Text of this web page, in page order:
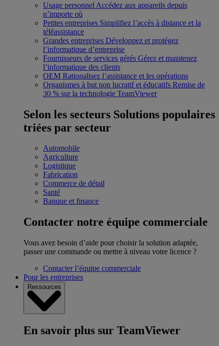
Usage personnel Accédez aux appareils depuis
n’importe où
Petites entreprises Simplifiez l’accès à distance et la
téléassistance
Grandes entreprises Développez et protégez
l’informatique d’entreprise
Fournisseurs de services gérés Gérez et maintenez
l’informatique des clients
OEM Rationalisez l’assistance et les opérations
Organismes à but non lucratif et éducatifs Remise de
30 % sur la technologie TeamViewer
Selon les secteurs Solutions populaires
triées par secteur
Automobile
Agriculture
Logistique
Fabrication
Commerce de détail
Santé
Banque et finance
Contacter notre équipe commerciale
Vous avez besoin d’aide pour choisir la solution adaptée,
passer une commande ou mettre à niveau votre licence ?
Contacter l’équipe commerciale
Pour les entreprises
Ressources
En savoir plus sur TeamViewer